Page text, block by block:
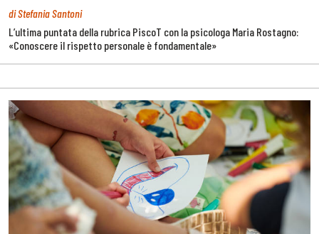
di Stefania Santoni
L’ultima puntata della rubrica PiscoT con la psicologa Maria Rostagno:
«Conoscere il rispetto personale è fondamentale»